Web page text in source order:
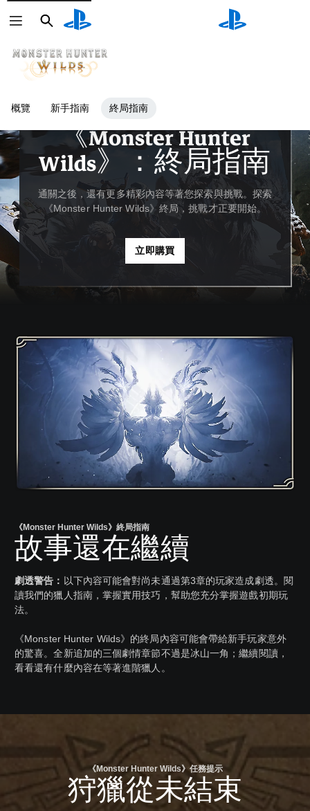
搜
尋
搜
尋
概覽 新手指南 終局指南
《Monster Hunter
Wilds》：終局指南
通關之後，還有更多精彩內容等著您探索與挑戰。探索
《Monster Hunter Wilds》終局，挑戰才正要開始。
立即購買
《Monster Hunter Wilds》終局指南
故事還在繼續
劇透警告： 以下內容可能會對尚未通過第3章的玩家造成劇透。閱
讀我們的獵人指南，掌握實用技巧，幫助您充分掌握遊戲初期玩
法。
《Monster Hunter Wilds》的終局內容可能會帶給新手玩家意外
的驚喜。全新追加的三個劇情章節不過是冰山一角；繼續閱讀，
看看還有什麼內容在等著進階獵人。
《Monster Hunter Wilds》任務提示
狩獵從未結束